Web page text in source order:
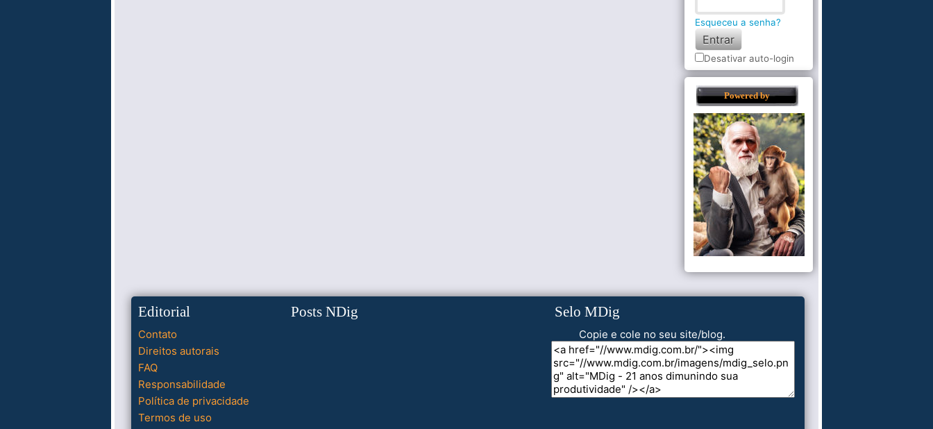
Esqueceu a senha?
Desativar auto-login
Powered by
Editorial
Contato
Direitos autorais
FAQ
Responsabilidade
Política de privacidade
Termos de uso
Posts NDig Selo MDig
Copie e cole no seu site/blog.